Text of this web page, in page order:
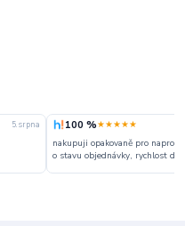
5. srpna 100 %★★★★★
nakupuji opakovaně pro
o stavu objednávky, rychlost